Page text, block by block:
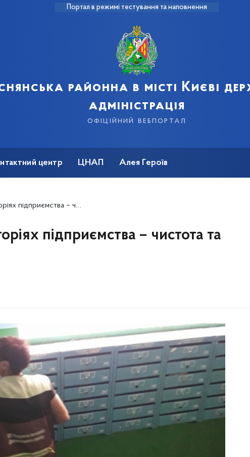
Портал в режимі тестування та наповнення
районна в місті Києві
адміністрація
офіційний вебпортал
центр ЦНАП Алея Героїв
– чистота та порядок
підприємства – чистота та